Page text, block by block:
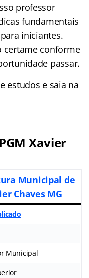
professor
fundamentais
iniciantes.
certame conforme
passar.
estudos e saia na
Xavier
Municipal de
Chaves MG
Municipal